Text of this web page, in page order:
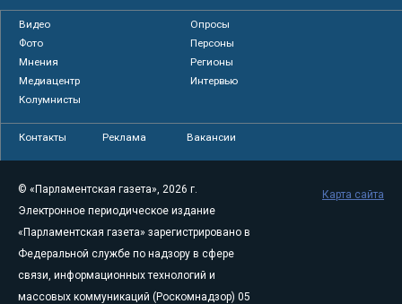
Видео
Опросы
Фото
Персоны
Мнения
Регионы
Медиацентр
Интервью
Колумнисты
Контакты Реклама Вакансии
© «Парламентская газета», 2026 г.
Электронное периодическое издание
«Парламентская газета» зарегистрировано в
Федеральной службе по надзору в сфере
связи, информационных технологий и
массовых коммуникаций (Роскомнадзор) 05
Карта сайта